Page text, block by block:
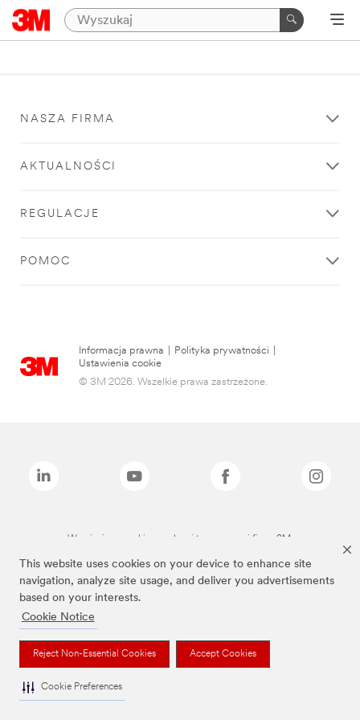
This website uses cookies on your device to enhance site
navigation, analyze site usage, and deliver you advertisements
based on your interests.
Cookie Notice
Reject Non-Essential Cookies Accept Cookies
Cookie Preferences
NASZA FIRMA
AKTUALNOŚCI
REGULACJE
POMOC
Informacja prawna Polityka prywatności
Ustawienia cookie
© 3M 2026. Wszelkie prawa zastrzeżone.
Wymienione marki są znakami towarowymi firmy 3M.